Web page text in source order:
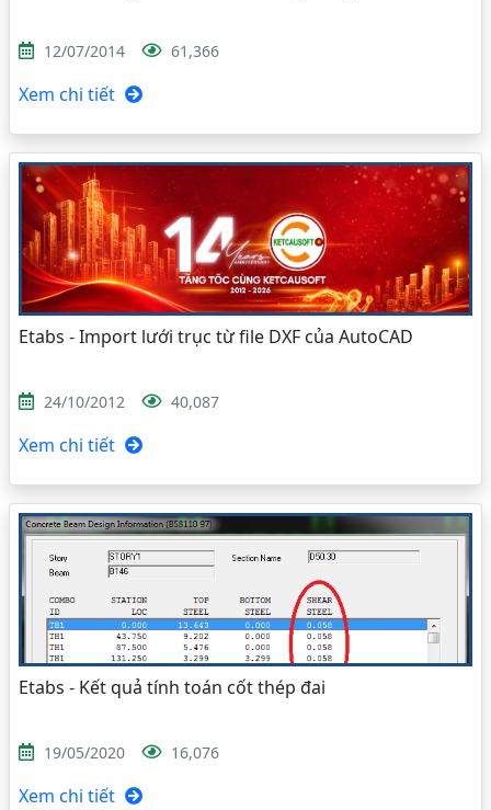
12/07/2014 61,366
Xem chi tiết
Etabs - Import lưới trục từ file DXF của AutoCAD
24/10/2012 40,087
Xem chi tiết
Etabs - Kết quả tính toán cốt thép đai
19/05/2020 16,076
Xem chi tiết